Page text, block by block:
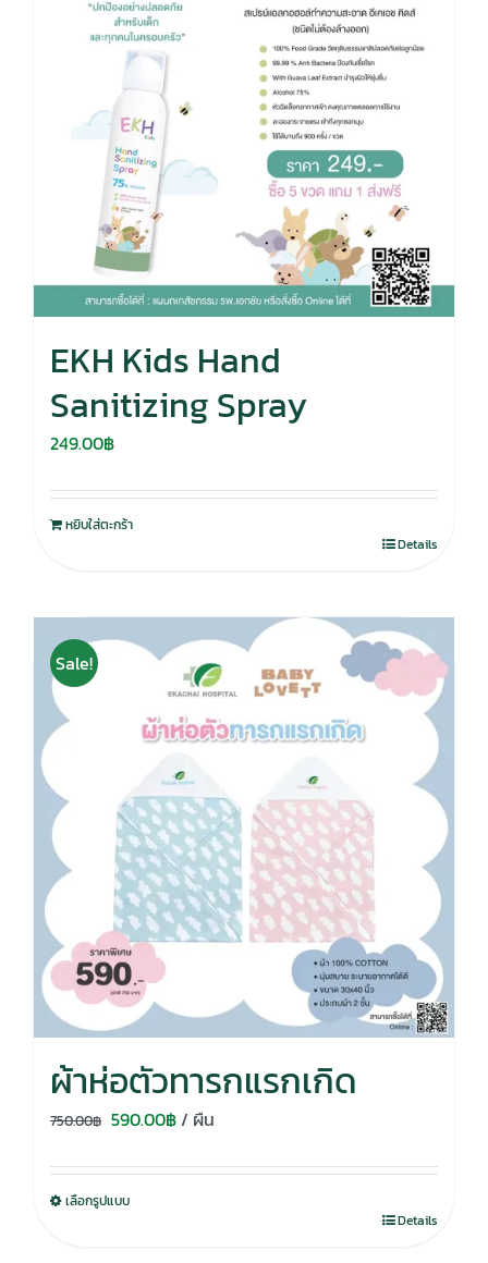
EKH Kids Hand
Sanitizing Spray
249.00฿
หยิบใส่ตะกร้า
Details
Sale!
ผ้าห่อตัวทารกแรกเกิด
750.00฿ Original
was:
750.00฿.
590.00฿Current
is:
/ ผืน
เลือกรูปแบบ
Details